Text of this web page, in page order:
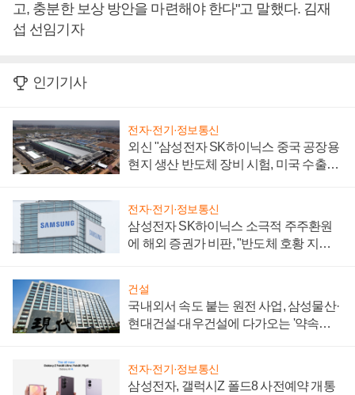
고, 충분한 보상 방안을 마련해야 한다"고 말했다. 김재
섭 선임기자
인기기사
전자·전기·정보통신
외신 "삼성전자 SK하이닉스 중국 공장용
현지 생산 반도체 장비 시험, 미국 수출통
전자·전기·정보통신
삼성전자 SK하이닉스 소극적 주주환원
에 해외 증권가 비판, "반도체 호황 지속
건설
국내외서 속도 붙는 원전 사업, 삼성물산·
현대건설·대우건설에 다가오는 '약속의
전자·전기·정보통신
삼성전자, 갤럭시Z 폴드8 사전예약 개통